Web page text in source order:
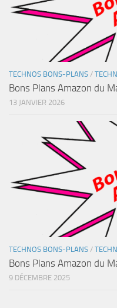
TECHNOS BONS-PLANS /
Bons Plans Amazon du
13 JANVIER 2026
TECHNOS BONS-PLANS /
Bons Plans Amazon du
9 DÉCEMBRE 2025